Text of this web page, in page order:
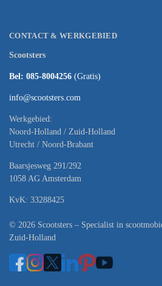
CONTACT & WERKGEBIED
Scootsters
Bel: 085-8004256 (Gratis)
info@scootsters.com
Werkgebied:
Noord-Holland / Zuid-Holland
Utrecht / Noord-Brabant
Baarsjesweg 291/292
1058 AG Amsterdam
KvK: 33288425
© 2026 Scootsters – Specialist in
Zuid-Holland